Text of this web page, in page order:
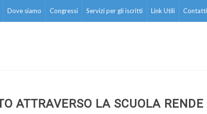
Dove siamo Congressi Servizi per gli iscritti Link Utili Contatti
ATTRAVERSO LA SCUOLA